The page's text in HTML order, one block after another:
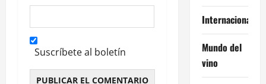
Suscríbete al boletín
Internacional
Mundo del
vino